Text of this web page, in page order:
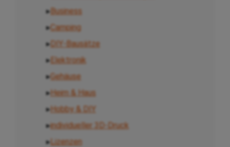
▸Business
▸Camping
▸ DIY-Bausätze
▸Elektronik
▸Gehäuse
▸Heim & Haus
▸Hobby & DIY
▸individueller 3D-Druck
▸Lizenzen